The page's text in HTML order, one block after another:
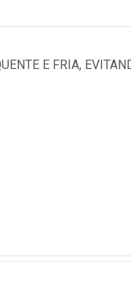
E FRIA,